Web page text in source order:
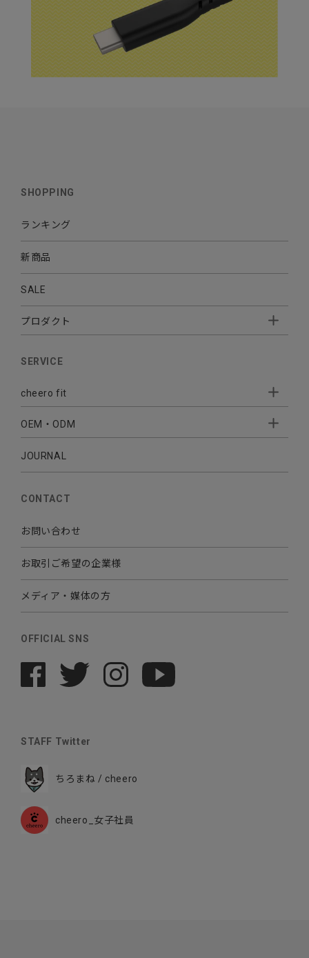
SHOPPING
ランキング
新商品
SALE
プロダクト
AUDIO
CABLE CHARGER
Sleepion
MOBILE
SERVICE
cheero fit
- Sleepion3
- 軟骨伝導式集音器
OEM・ODM
- OEM・ODM 開発
JOURNAL
CONTACT
お問い合わせ
お取引ご希望の企業様
メディア・媒体の方
OFFICIAL SNS
STAFF Twitter
ちろまね / cheero
cheero_女子社員